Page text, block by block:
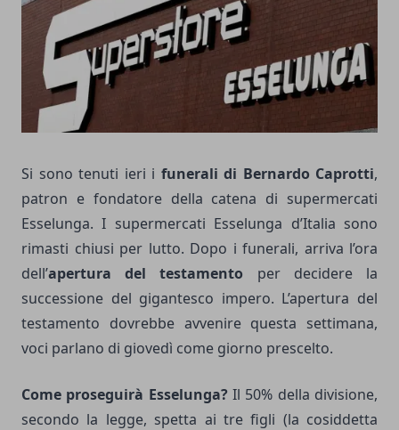
Si sono tenuti ieri i funerali di Bernardo Caprotti,
patron e fondatore della catena di supermercati
Esselunga. I supermercati Esselunga d’Italia sono
rimasti chiusi per lutto. Dopo i funerali, arriva l’ora
dell’apertura del testamento per decidere la
successione del gigantesco impero. L’apertura del
testamento dovrebbe avvenire questa settimana,
voci parlano di giovedì come giorno prescelto.
Come proseguirà Esselunga?Il 50% della divisione,
secondo la legge, spetta ai tre figli (la cosiddetta